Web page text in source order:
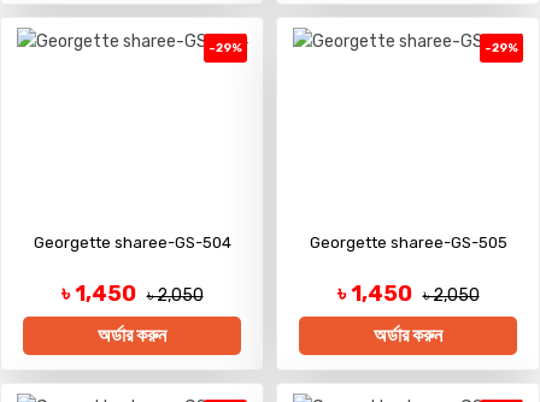
-29%
Georgette sharee-GS-504
৳ 1,450 ৳ 2,050
অর্ডার করুন
-29%
Georgette sharee-GS-505
৳ 1,450 ৳ 2,050
অর্ডার করুন